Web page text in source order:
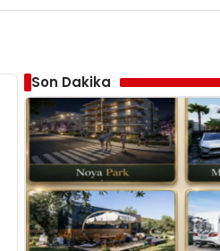
Son Dakika